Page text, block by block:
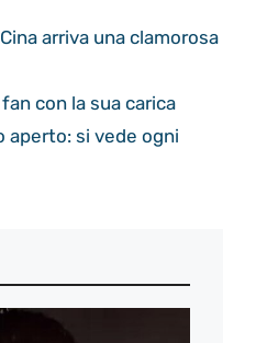
arriva una clamorosa
con la sua carica
si vede ogni